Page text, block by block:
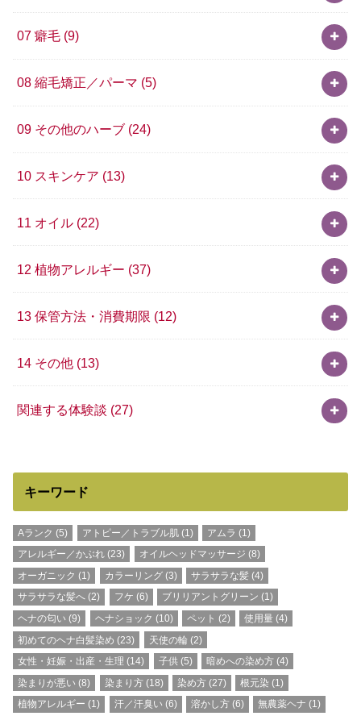
07 癖毛 (9)
08 縮毛矯正／パーマ (5)
09 その他のハーブ (24)
10 スキンケア (13)
11 オイル (22)
12 植物アレルギー (37)
13 保管方法・消費期限 (12)
14 その他 (13)
関連する体験談 (27)
キーワード
Aランク (5) アトピー／トラブル肌(1) アムラ (1)
アレルギー／かぶれ (23) オイルヘッドマッサージ (8)
オーガニック (1) カラーリング(3) サラサラな髪(4)
サラサラな髪へ (2) フケ (6) ブリリアントグリーン (1)
ヘナの匂い (9) ヘナショック (10) ペット (2) 使用量 (4)
初めてのヘナ白髪染め (23) 天使の輪 (2)
女性・妊娠・出産・生理 (14) 子供(5) 暗めへの染め方(4)
染まりが悪い (8) 染まり方(18) 染め方(27) 根元染 (1)
植物アレルギー (1) 汗／汗臭い(6) 溶かし方(6) 無農薬ヘナ (1)